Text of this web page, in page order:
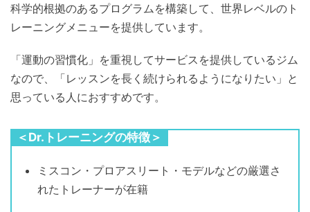
科学的根拠のあるプログラムを構築して、世界レベルのト
レーニングメニューを提供しています。
「運動の習慣化」を重視してサービスを提供しているジム
なので、「レッスンを長く続けられるようになりたい」と
思っている人におすすめです。
＜Dr.トレーニングの特徴＞
ミスコン・プロアスリート・モデルなどの厳選さ
れたトレーナーが在籍